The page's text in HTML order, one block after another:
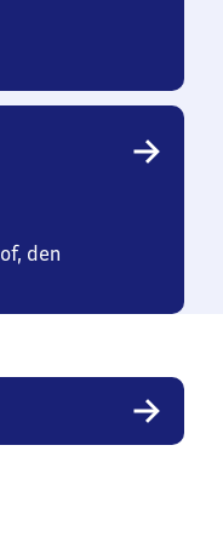
den